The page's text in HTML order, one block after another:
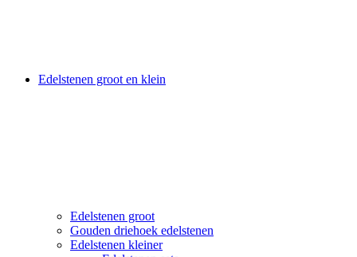
Edelstenen groot en klein
Edelstenen groot
Gouden driehoek edelstenen
Edelstenen kleiner